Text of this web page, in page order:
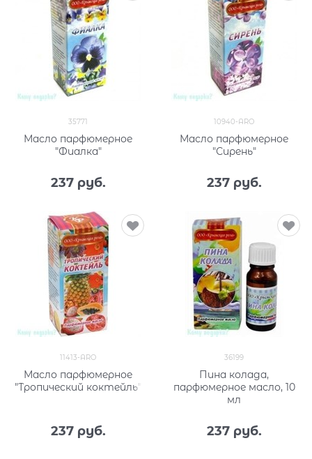
35771
Масло парфюмерное
"Фиалка"
237 руб.
10940-ARO
Масло парфюмерное
"Сирень"
237 руб.
11413-ARO
Масло парфюмерное
"Тропический коктейль"
237 руб.
36199
Пина колада,
парфюмерное масло, 10
мл
237 руб.